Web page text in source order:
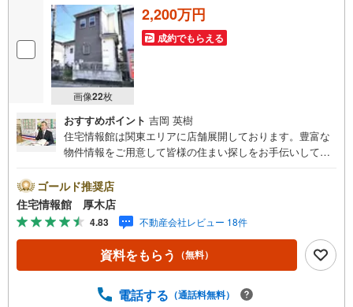
画像22枚
2,200万円
成約でもらえる
おすすめポイント 吉岡 英樹
住宅情報館は関東エリアに店舗展開しております。豊富な
物件情報をご用意して皆様の住まい探しをお手伝いしてお
さい。住宅ローン相談会も同時開催中無理のない住宅ロー
ンの試算やご購入の際にかかる諸費用の概算も行っており
ます。しっかりとした資金計画のアドバイスをさせて頂き
ますので、お気軽にご相談ください。
ゴールド推奨店
住宅情報館 厚木店
4.83 不動産会社レビュー 18件
資料をもらう （無料）
電話する （通話料無料）